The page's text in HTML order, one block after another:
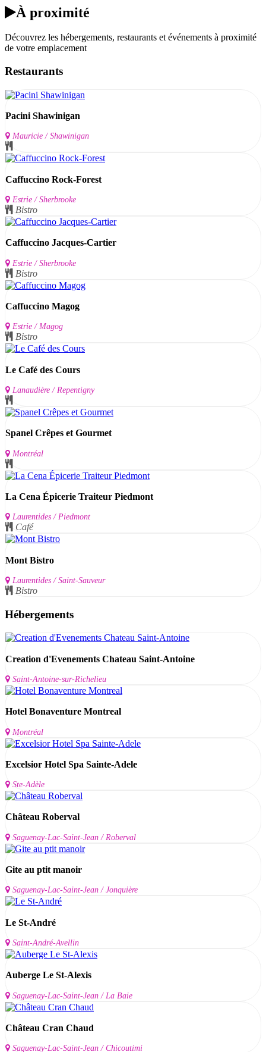
À proximité
Découvrez les hébergements, restaurants et événements à proximité
de votre emplacement
Restaurants
Pacini Shawinigan
Mauricie / Shawinigan
Caffuccino Rock-Forest
Estrie / Sherbrooke
Bistro
Caffuccino Jacques-Cartier
Estrie / Sherbrooke
Bistro
Caffuccino Magog
Estrie / Magog
Bistro
Le Café des Cours
Lanaudière / Repentigny
Spanel Crêpes et Gourmet
Montréal
La Cena Épicerie Traiteur Piedmont
Laurentides / Piedmont
Café
Mont Bistro
Laurentides / Saint-Sauveur
Bistro
Hébergements
Creation d'Evenements Chateau Saint-Antoine
Saint-Antoine-sur-Richelieu
Hotel Bonaventure Montreal
Montréal
Excelsior Hotel Spa Sainte-Adele
Ste-Adèle
Château Roberval
Saguenay-Lac-Saint-Jean / Roberval
Gite au ptit manoir
Saguenay-Lac-Saint-Jean / Jonquière
Le St-André
Saint-André-Avellin
Auberge Le St-Alexis
Saguenay-Lac-Saint-Jean / La Baie
Château Cran Chaud
Saguenay-Lac-Saint-Jean / Chicoutimi